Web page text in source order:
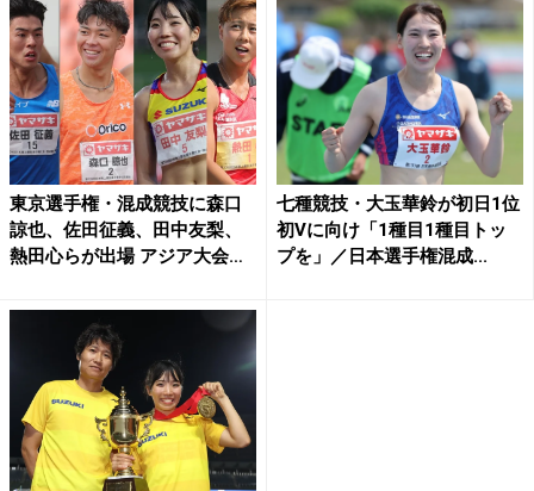
東京選手権・混成競技に森口
諒也、佐田征義、田中友梨、
熱田心らが出場 アジア大会
七種競技・大玉華鈴が初日1位
初Vに向け「1種目1種目トッ
プを」／日本選手権混成...